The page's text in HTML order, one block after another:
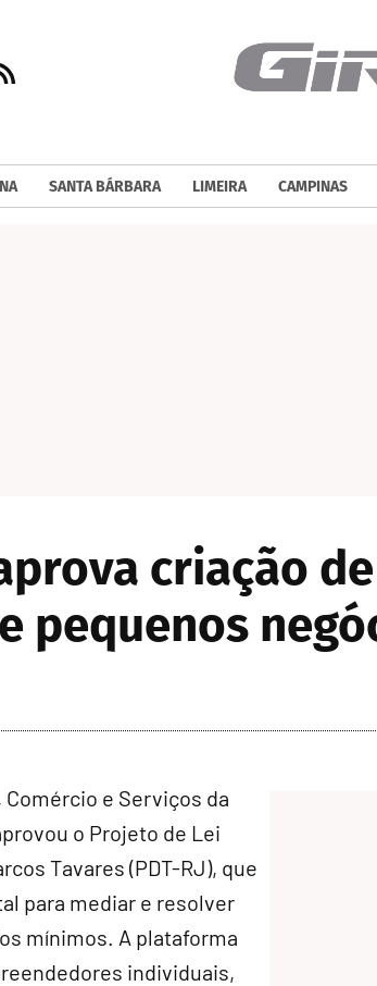
SANTA BÁRBARA LIMEIRA CAMPINAS
criação
pequenos
e Serviços da
o Projeto de Lei
Tavares (PDT-RJ), que
para mediar e resolver
mínimos. A plataforma
individuais,